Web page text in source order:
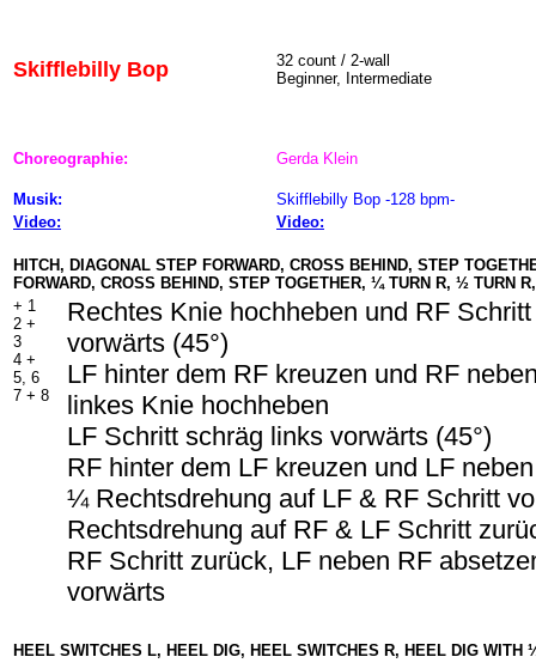
Skifflebilly Bop
32 count / 2-wall
Beginner, Intermediate
Choreographie: Gerda Klein
Musik:
Skifflebilly Bop -128 bpm-
Video:
Video:
HITCH, DIAGONAL STEP FORWARD, CROSS BEHIND, STEP
FORWARD, CROSS BEHIND, STEP TOGETHER, ¼ TURN R, ½ TURN
+ 1
2 +
3
4 +
5, 6
7 + 8
Rechtes Knie hochheben und RF
vorwärts (45°)
LF hinter dem RF kreuzen und RF
linkes Knie hochheben
LF Schritt schräg links vorwärts (45°)
RF hinter dem LF kreuzen und LF
¼ Rechtsdrehung auf LF & RF Schritt
Rechtsdrehung auf RF & LF Schritt
RF Schritt zurück, LF neben RF
vorwärts
HEEL SWITCHES L, HEEL DIG, HEEL SWITCHES R, HEEL DIG WITH